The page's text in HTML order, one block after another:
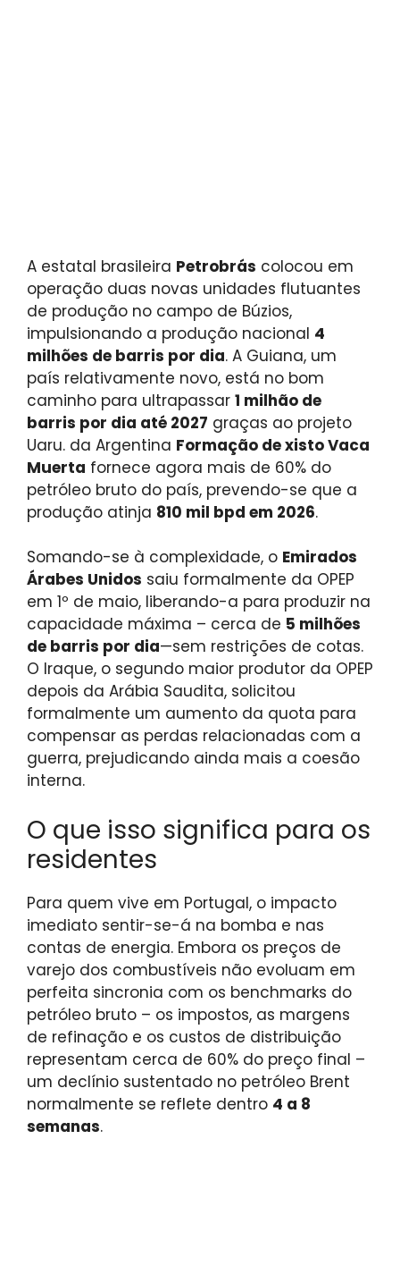
A estatal brasileira Petrobrás colocou em
operação duas novas unidades flutuantes
de produção no campo de Búzios,
impulsionando a produção nacional 4
milhões de barris por dia. A Guiana, um
país relativamente novo, está no bom
caminho para ultrapassar 1 milhão de
barris por dia até 2027 graças ao projeto
Uaru. da Argentina Formação de xisto Vaca
Muerta fornece agora mais de 60% do
petróleo bruto do país, prevendo-se que a
produção atinja 810 mil bpd em 2026.
Somando-se à complexidade, o Emirados
Árabes Unidos saiu formalmente da OPEP
em 1º de maio, liberando-a para produzir na
capacidade máxima – cerca de 5 milhões
de barris por dia—sem restrições de cotas.
O Iraque, o segundo maior produtor da OPEP
depois da Arábia Saudita, solicitou
formalmente um aumento da quota para
compensar as perdas relacionadas com a
guerra, prejudicando ainda mais a coesão
interna.
O que isso significa para os
residentes
Para quem vive em Portugal, o impacto
imediato sentir-se-á na bomba e nas
contas de energia. Embora os preços de
varejo dos combustíveis não evoluam em
perfeita sincronia com os benchmarks do
petróleo bruto – os impostos, as margens
de refinação e os custos de distribuição
representam cerca de 60% do preço final –
um declínio sustentado no petróleo Brent
normalmente se reflete dentro 4 a 8
semanas.